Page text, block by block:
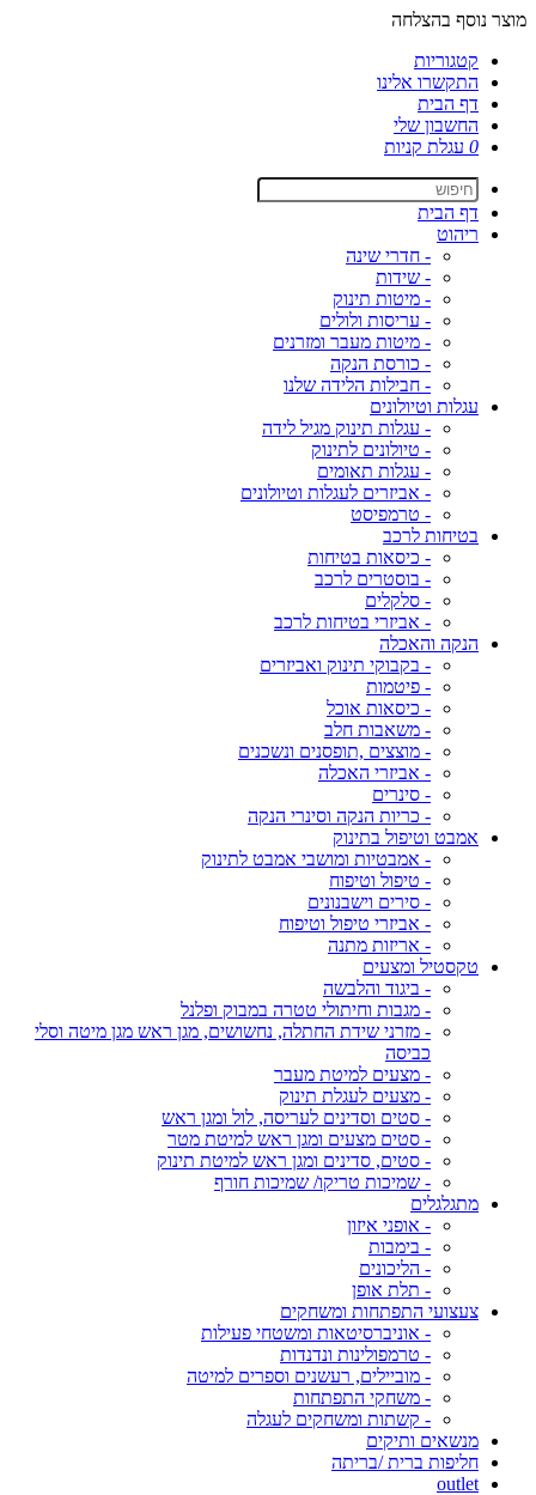
מוצר נוסף בהצלחה
קטגוריות
התקשרו אלינו
דף הבית
החשבון שלי
0 עגלת קניות
דף הבית
ריהוט
- חדרי שינה
- שידות
- מיטות תינוק
- עריסות ולולים
- מיטות מעבר ומזרנים
- כורסת הנקה
- חבילות הלידה שלנו
עגלות וטיולונים
- עגלות תינוק מגיל לידה
- טיולונים לתינוק
- עגלות תאומים
- אביזרים לעגלות וטיולונים
- טרמפיסט
בטיחות לרכב
- כיסאות בטיחות
- בוסטרים לרכב
- סלקלים
- אביזרי בטיחות לרכב
הנקה והאכלה
- בקבוקי תינוק ואביזרים
- פיטמות
- כיסאות אוכל
- משאבות חלב
- מוצצים ,תופסנים ונשכנים
- אביזרי האכלה
- סינרים
- כריות הנקה וסינרי הנקה
אמבט וטיפול בתינוק
- אמבטיות ומושבי אמבט לתינוק
- טיפול וטיפוח
- סירים וישבנונים
- אביזרי טיפול וטיפוח
- אריזות מתנה
טקסטיל ומצעים
- ביגוד והלבשה
- מגבות וחיתולי טטרה במבוק ופלנל
- מזרני שידת החתלה, נחשושים, מגן ראש מגן מיטה וסלי
כביסה
- מצעים למיטת מעבר
- מצעים לעגלת תינוק
- סטים וסדינים לעריסה, לול ומגן ראש
- סטים מצעים ומגן ראש למיטת מטר
- סטים, סדינים ומגן ראש למיטת תינוק
- שמיכות טריקו/ שמיכות חורף
מתגלגלים
- אופני איזון
- בימבות
- הליכונים
- תלת אופן
צעצועי התפתחות ומשחקים
- אוניברסיטאות ומשטחי פעילות
- טרמפולינות ונדנדות
- מוביילים, רעשנים וספרים למיטה
- משחקי התפתחות
- קשתות ומשחקים לעגלה
מנשאים ותיקים
חליפות ברית /בריתה
outlet